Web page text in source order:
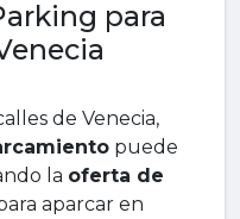
para
de Venecia,
puede
la oferta de
aparcar en